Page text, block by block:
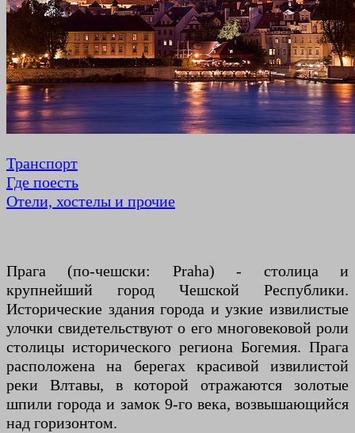
Транспорт
Где поесть
Отели, хостелы и прочие
Прага (по-чешски: Praha) - столица и
крупнейший город Чешской Республики.
Исторические здания города и узкие извилистые
улочки свидетельствуют о его многовековой роли
столицы исторического региона Богемия. Прага
расположена на берегах красивой извилистой
реки Влтавы, в которой отражаются золотые
шпили города и замок 9-го века, возвышающийся
над горизонтом.